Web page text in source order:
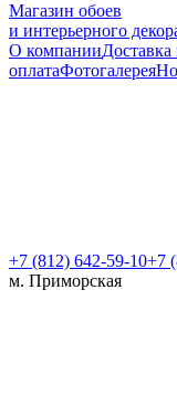
Магазин обоев
и интерьерного
О компанииДоставка
оплатаФотогалерея
+7 (812) 642-59-10+7
м. Приморская